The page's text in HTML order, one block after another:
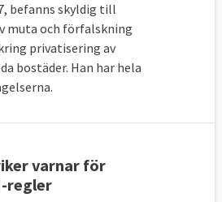
befanns skyldig till
muta och förfalskning
privatisering av
bostäder. Han har hela
varnar för
regler